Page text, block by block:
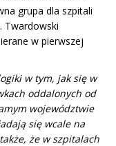
grupa dla szpitali
Twardowski
w pierwszej
w tym, jak się w
oddalonych od
województwie
się wcale na
że w szpitalach